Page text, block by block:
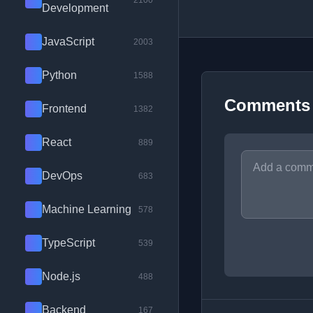
Development
JavaScript 2003
Python 1588
Frontend 1382
React 889
DevOps 683
Machine Learning 578
TypeScript 539
Node.js 488
Backend 167
Comments